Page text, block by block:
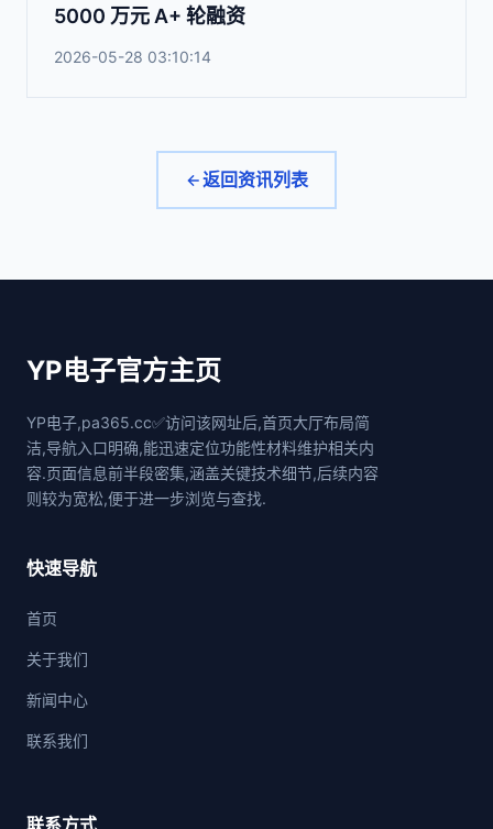
5000 万元 A+ 轮融资
2026-05-28 03:10:14
返回资讯列表
YP电子官方主页
YP电子,pa365.cc✅访问该网址后,首页大厅布局简
洁,导航入口明确,能迅速定位功能性材料维护相关内
容.页面信息前半段密集,涵盖关键技术细节,后续内容
则较为宽松,便于进一步浏览与查找.
快速导航
首页
关于我们
新闻中心
联系我们
联系方式